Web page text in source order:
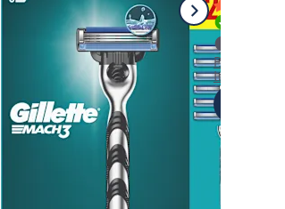
Provjerite
trgovini